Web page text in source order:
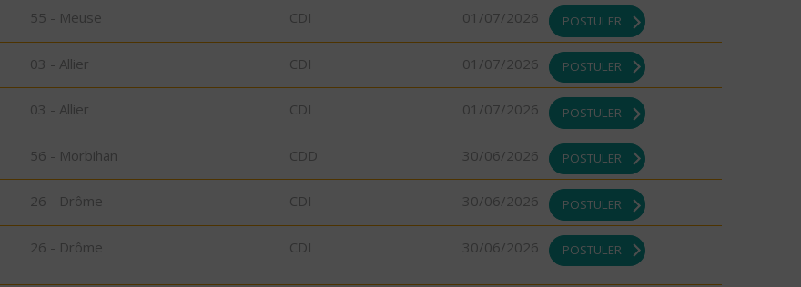
55 - Meuse CDI 01/07/2026 POSTULER
03 - Allier CDI 01/07/2026 POSTULER
03 - Allier CDI 01/07/2026 POSTULER
56 - Morbihan CDD 30/06/2026 POSTULER
26 - Drôme CDI 30/06/2026 POSTULER
26 - Drôme CDI 30/06/2026 POSTULER